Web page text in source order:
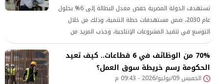
تستهدف الدولة المصرية خفض معدل البطالة إلى 6% بحلول
عام 2030، ضمن مستهدفات خطة التنمية، وذلك من خلال
التوسع في تنفيذ المشروعات الإنتاجية، وجذب المزيد من
70% من الوظائف في 6 قطاعات.. كيف تعيد
الحكومة رسم خريطة سوق العمل؟
الخميس 09/يوليو/2026 - 09:43 م